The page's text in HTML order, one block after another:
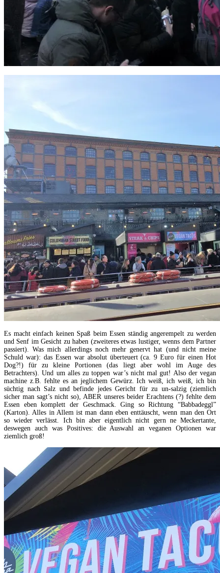
Es macht einfach keinen Spaß beim Essen ständig angerempelt zu werden
und Senf im Gesicht zu haben (zweiteres etwas lustiger, wenns dem Partner
passiert). Was mich allerdings noch mehr genervt hat (und nicht meine
Schuld war): das Essen war absolut überteuert (ca. 9 Euro für einen Hot
Dog?!) für zu kleine Portionen (das liegt aber wohl im Auge des
Betrachters). Und um alles zu toppen war’s nicht mal gut! Also der vegan
machine z.B. fehlte es an jeglichem Gewürz. Ich weiß, ich weiß, ich bin
süchtig nach Salz und befinde jedes Gericht für zu un-salzig (ziemlich
sicher man sagt’s nicht so), ABER unseres beider Erachtens (?) fehlte dem
Essen eben komplett der Geschmack. Ging so Richtung “Babbadeggl”
(Karton). Alles in Allem ist man dann eben enttäuscht, wenn man den Ort
so wieder verlässt. Ich bin aber eigentlich nicht gern ne Meckertante,
deswegen auch was Positives: die Auswahl an veganen Optionen war
ziemlich groß!